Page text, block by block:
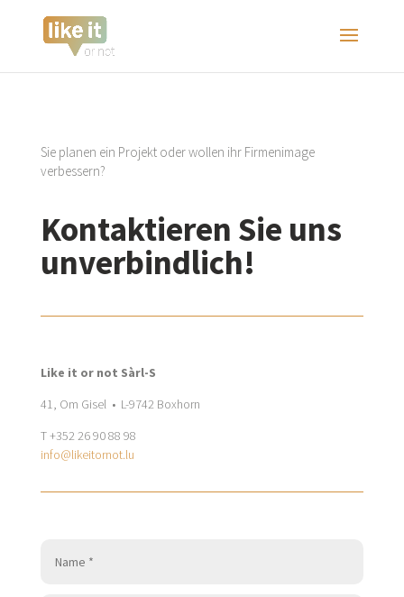
Sie planen ein Projekt oder wollen ihr Firmenimage
verbessern?
Kontaktieren Sie uns
unverbindlich!
Like it or not Sàrl-S
41, Om Gisel • L-9742 Boxhorn
T +352 26 90 88 98
info@likeitornot.lu